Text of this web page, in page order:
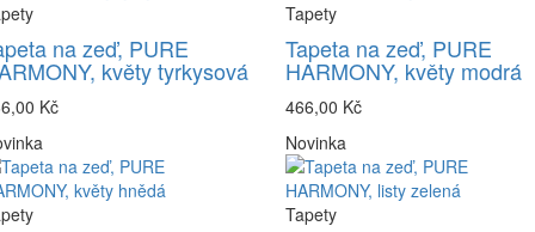
na zeď, PURE
květy tyrkysová
Kč
Tapety
Tapeta na zeď, PURE
HARMONY, květy modrá
466,00 Kč
Novinka
Tapety